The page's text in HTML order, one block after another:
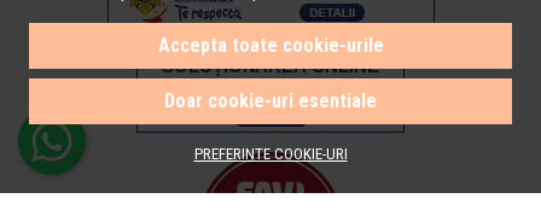
Accepta toate cookie-urile
Doar cookie-uri esentiale
PREFERINTE COOKIE-URI